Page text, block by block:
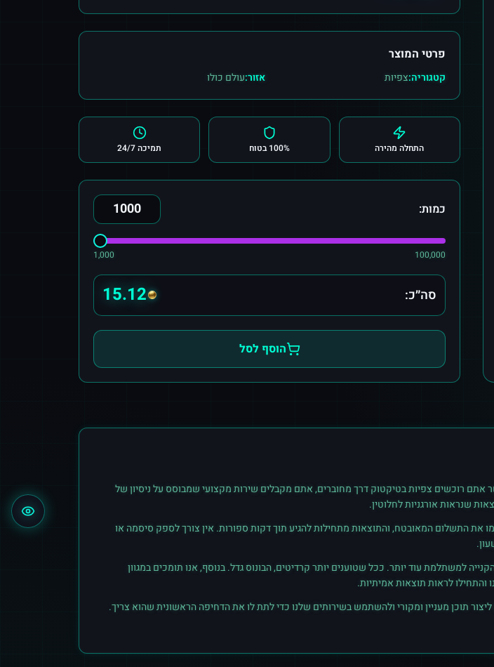
פרטי המוצר
קטגוריה:צפיות אזור:עולם כולו
התחלה מהירה 100% בטוח תמיכה 24/7
כמות:
1,000 100,000
סה״כ: 15.12
הוסף לסל
אתם רוכשים צפיותבטיקטוקדרך מחוברים, אתם מקבלים שירות מקצועי שמבוסס על ניסיון של
שנראות אורגניות לחלוטין.
את התשלום המאובטח, והתוצאות מתחילות להגיע תוך דקות ספורות. אין צורך לספק סיסמה או
למשתלמת עוד יותר. ככל שטוענים יותר קרדיטים, הבונוס גדל. בנוסף, אנו תומכים במגוון
תוכן מעניין ומקורי ולהשתמש בשירותים שלנו כדי לתת לו את הדחיפה הראשונית שהוא צריך.